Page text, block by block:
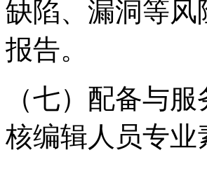
缺陷、漏洞等
报告。
（七）配备与
核编辑人员专业